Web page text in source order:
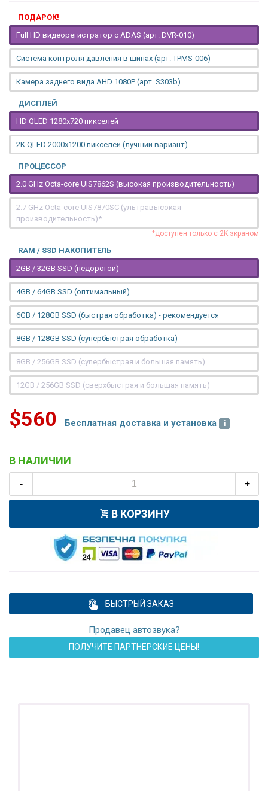
ПОДАРОК!
Full HD видеорегистратор с ADAS (арт. DVR-010)
Система контроля давления в шинах (арт. TPMS-006)
Камера заднего вида AHD 1080P (арт. S303b)
ДИСПЛЕЙ
HD QLED 1280x720 пикселей
2K QLED 2000х1200 пикселей (лучший вариант)
ПРОЦЕССОР
2.0 GHz Octa-core UIS7862S (высокая производительность)
2.7 GHz Octa-core UIS7870SC (ультравысокая
производительность)*
*доступен только с 2K экраном
RAM / SSD НАКОПИТЕЛЬ
2GB / 32GB SSD (недорогой)
4GB / 64GB SSD (оптимальный)
6GB / 128GB SSD (быстрая обработка) - рекомендуется
8GB / 128GB SSD (супербыстрая обработка)
8GB / 256GB SSD (супербыстрая и большая память)
12GB / 256GB SSD (сверхбыстрая и большая память)
$560 Бесплатная доставка и установка
В НАЛИЧИИ
- +
В КОРЗИНУ
БЫСТРЫЙ ЗАКАЗ
Продавец автозвука?
ПОЛУЧИТЕ ПАРТНЕРСКИЕ ЦЕНЫ!